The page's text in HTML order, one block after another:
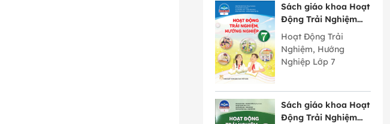
Sách giáo khoa Hoạt
Động Trải Nghiệm
Hướng Nghiệp lớp 7
bản 2 Chân Trời
Sáng Tạo
Hoạt Động Trải
Nghiệm, Hướng
Nghiệp Lớp 7
Sách giáo khoa Hoạt
Động Trải Nghiệm